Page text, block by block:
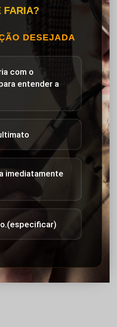
FARIA?
DESEJADA
com o
entender a
imediatamente